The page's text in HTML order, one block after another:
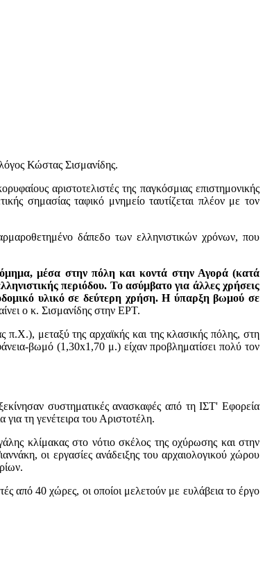
Κώστας Σισμανίδης.
αριστοτελιστές της παγκόσμιας επιστημονικής
σημασίας ταφικό μνημείο ταυτίζεται πλέον με τον
δάπεδο των ελληνιστικών χρόνων, που
μέσα στην πόλη και κοντά στην Αγορά (κατά
περιόδου. Το ασύμβατο για άλλες χρήσεις
υλικό σε δεύτερη χρήση. Η ύπαρξη βωμού σε
ο κ. Σισμανίδης στην ΕΡΤ.
μεταξύ της αρχαϊκής και της κλασικής πόλης, στη
βωμό (1,30x1,70 μ.) είχαν προβληματίσει πολύ τον
συστηματικές ανασκαφές από τη ΙΣΤ' Εφορεία
τη γενέτειρα του Αριστοτέλη.
κλίμακας στο νότιο σκέλος της οχύρωσης και στην
οι εργασίες ανάδειξης του αρχαιολογικού χώρου
από 40 χώρες, οι οποίοι μελετούν με ευλάβεια το έργο